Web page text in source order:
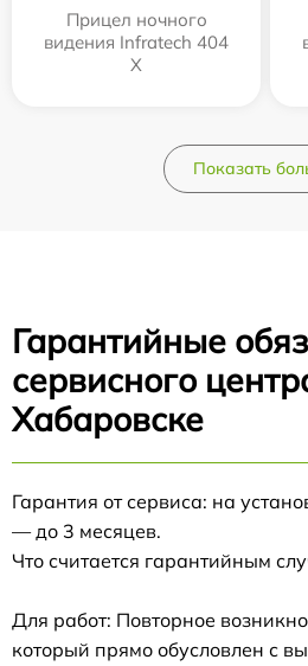
Прицел ночного
видения Infratech 404
Х
Показать
Гарантийные
сервисного
Хабаровске
Гарантия от сервиса: на
— до 3 месяцев.
Что считается гарантийным
Для работ: Повторное
который прямо обусловлен с